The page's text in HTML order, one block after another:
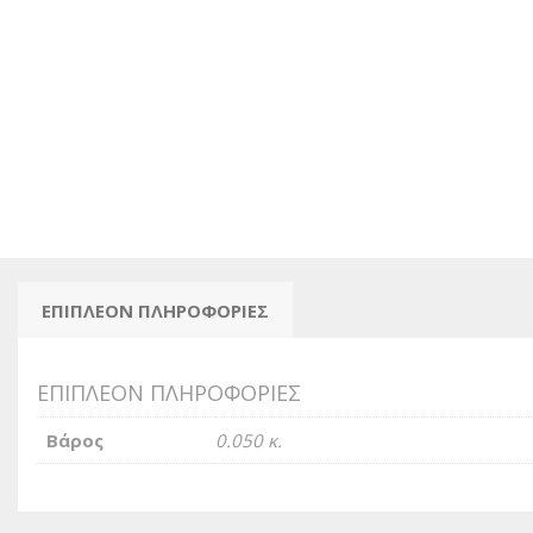
ΕΠΙΠΛΈΟΝ ΠΛΗΡΟΦΟΡΊΕΣ
ΕΠΙΠΛΈΟΝ ΠΛΗΡΟΦΟΡΊΕΣ
Βάρος 0.050 κ.